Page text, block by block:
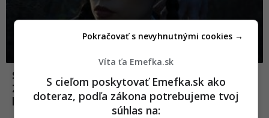
Seriál Wednesday slávi parádny úspech.
Za prvý týždeň získal najviac pozretí v
histórii Netflixu
Víta ťa Emefka.sk
S cieľom poskytovať Emefka.sk ako
doteraz, podľa zákona potrebujeme tvoj
súhlas na:
Pokračovať s nevyhnutnými cookies →